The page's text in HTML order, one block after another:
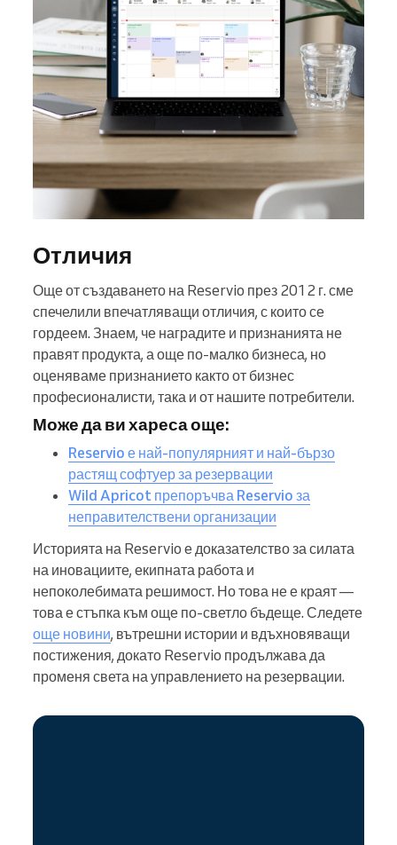
Отличия
Още от създаването на Reservio през 2012 г. сме
спечелили впечатляващи отличия, с които се
гордеем. Знаем, че наградите и признанията не
правят продукта, а още по-малко бизнеса, но
оценяваме признанието както от бизнес
професионалисти, така и от нашите потребители.
Може да ви хареса още:
Reservio е най-популярният и най-бързо
растящ софтуер за резервации
Wild Apricot препоръчва Reservio за
неправителствени организации
Историята на Reservio е доказателство за силата
на иновациите, екипната работа и
непоколебимата решимост. Но това не е краят —
това е стъпка към още по-светло бъдеще. Следете
още новини, вътрешни истории и вдъхновяващи
постижения, докато Reservio продължава да
променя света на управлението на резервации.